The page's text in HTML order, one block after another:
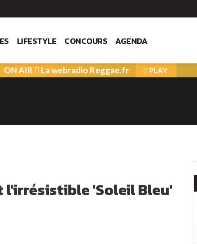
LIFESTYLE CONCOURS AGENDA
ON AIR La webradio Reggae.fr PLAY
l'irrésistible 'Soleil Bleu'